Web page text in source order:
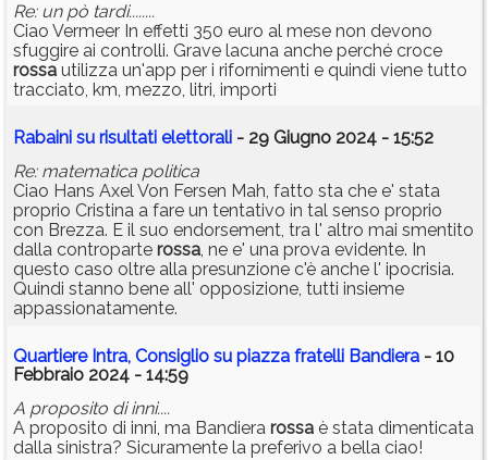
Re: un pò tardi........
Ciao Vermeer In effetti 350 euro al mese non devono
sfuggire ai controlli. Grave lacuna anche perché croce
rossa utilizza un'app per i rifornimenti e quindi viene tutto
tracciato, km, mezzo, litri, importi
Rabaini su risultati elettorali - 29 Giugno 2024 - 15:52
Re: matematica politica
Ciao Hans Axel Von Fersen Mah, fatto sta che e' stata
proprio Cristina a fare un tentativo in tal senso proprio
con Brezza. E il suo endorsement, tra l' altro mai smentito
dalla controparte rossa, ne e' una prova evidente. In
questo caso oltre alla presunzione c'è anche l' ipocrisia.
Quindi stanno bene all' opposizione, tutti insieme
appassionatamente.
Quartiere Intra, Consiglio su piazza fratelli Bandiera - 10
Febbraio 2024 - 14:59
A proposito di inni....
A proposito di inni, ma Bandiera rossa è stata dimenticata
dalla sinistra? Sicuramente la preferivo a bella ciao!